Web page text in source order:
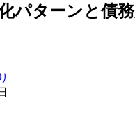
パターンと債